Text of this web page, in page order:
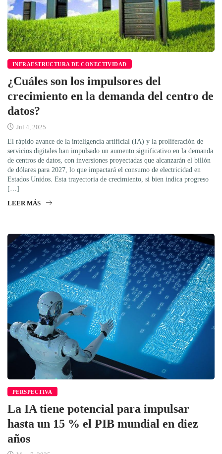
INFRAESTRUCTURA DE CONECTIVIDAD
¿Cuáles son los impulsores del
crecimiento en la demanda del centro de
datos?
Jul 4, 2025
El rápido avance de la inteligencia artificial (IA) y la proliferación de
servicios digitales han impulsado un aumento significativo en la demanda
de centros de datos, con inversiones proyectadas que alcanzarán el billón
de dólares para 2027, lo que impactará el consumo de electricidad en
Estados Unidos. Esta trayectoria de crecimiento, si bien indica progreso
[…]
LEER MÁS
PERSPECTIVA
La IA tiene potencial para impulsar
hasta un 15 % el PIB mundial en diez
años